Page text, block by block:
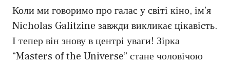
Коли ми говоримо про галас у світі кіно, ім’я
Nicholas Galitzine завжди викликає цікавість.
І тепер він знову в центрі уваги! Зірка
“Masters of the Universe” стане чоловічою